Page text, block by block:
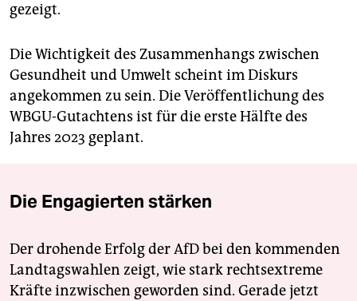
gezeigt.
Die Wichtigkeit des Zusammenhangs zwischen
Gesundheit und Umwelt scheint im Diskurs
angekommen zu sein. Die Veröffentlichung des
WBGU-Gutachtens ist für die erste Hälfte des
Jahres 2023 geplant.
Die Engagierten stärken
Der drohende Erfolg der AfD bei den kommenden
Landtagswahlen zeigt, wie stark rechtsextreme
Kräfte inzwischen geworden sind. Gerade jetzt